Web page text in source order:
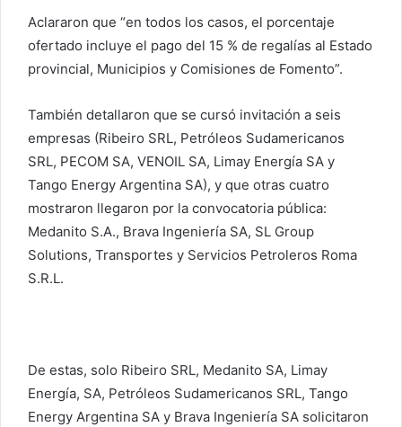
Aclararon que “en todos los casos, el porcentaje
ofertado incluye el pago del 15 % de regalías al Estado
provincial, Municipios y Comisiones de Fomento”.
También detallaron que se cursó invitación a seis
empresas (Ribeiro SRL, Petróleos Sudamericanos
SRL, PECOM SA, VENOIL SA, Limay Energía SA y
Tango Energy Argentina SA), y que otras cuatro
mostraron llegaron por la convocatoria pública:
Medanito S.A., Brava Ingeniería SA, SL Group
Solutions, Transportes y Servicios Petroleros Roma
S.R.L.
De estas, solo Ribeiro SRL, Medanito SA, Limay
Energía, SA, Petróleos Sudamericanos SRL, Tango
Energy Argentina SA y Brava Ingeniería SA solicitaron